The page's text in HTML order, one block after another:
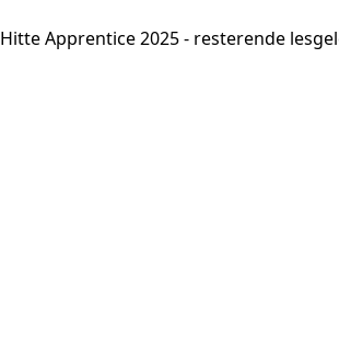
Hitte Apprentice 2025 - resterende